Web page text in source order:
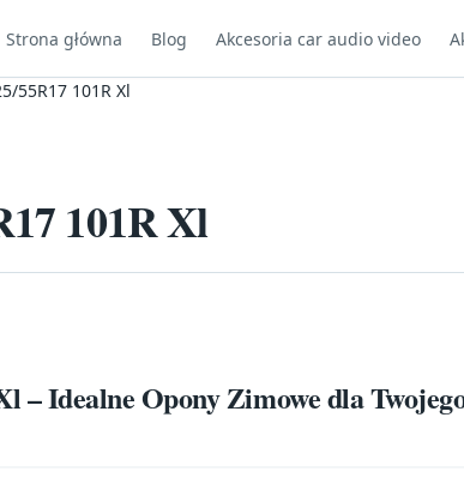
Strona główna Blog Akcesoria car audio video
55R17 101R Xl
101R Xl
– Idealne Opony Zimowe dla